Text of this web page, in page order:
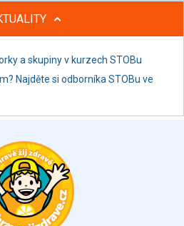
a skupiny v kurzech STOBu
Najděte si odborníka STOBu ve